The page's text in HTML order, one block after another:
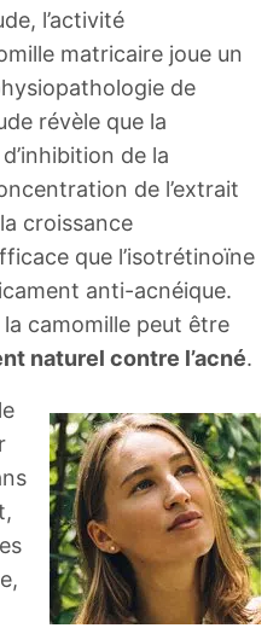
l’activité
matricaire joue un
de
révèle que la
de la
de l’extrait
croissance
que l’isotrétinoïne
anti-acnéique.
camomille peut être
naturel contre l’acné.